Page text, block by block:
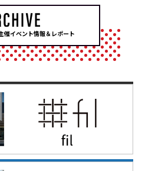
催イベント情報＆レポート